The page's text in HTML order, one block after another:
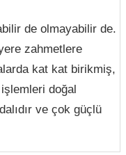
de olmayabilir de.
zahmetlere
kat kat birikmiş,
doğal
ve çok güçlü